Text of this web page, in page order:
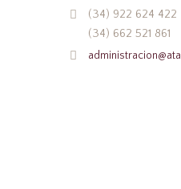
(34) 922 624 422
(34) 662 521 861